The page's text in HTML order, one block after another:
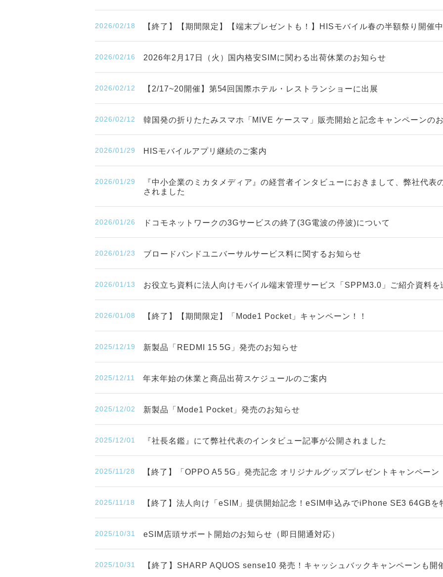
2026/02/18 【終了】【期間限定】【端末プレゼントも！】HISモバイル春の半額祭り開催
2026/02/16 2026年2月17日（火）国内格安SIMに関わる出荷休業のお知らせ
2026/02/12 【2/17~20開催】第54回国際ホテル・レストランショーに出展
2026/02/12 韓国発の折りたたみスマホ「MIVE ケースマ」販売開始と記念キャンペーンの
2026/01/29 HISモバイルアプリ継続のご案内
2026/01/29
『中小企業のミカタメディア』の経営者インタビューにおきまして、弊社代表
されました
2026/01/26 ドコモネットワークの3Gサービスの終了(3G電波の停波)について
2026/01/23 ブロードバンドユニバーサルサービス料に関するお知らせ
2026/01/13 お役立ち資料に法人向けモバイル端末管理サービス「SPPM3.0」ご紹介資料を
2026/01/08 【終了】【期間限定】「Mode1 Pocket」キャンペーン！！
2025/12/19 新製品「REDMI 15 5G」発売のお知らせ
2025/12/11 年末年始の休業と商品出荷スケジュールのご案内
2025/12/02 新製品「Mode1 Pocket」発売のお知らせ
2025/12/01 『社長名鑑』にて弊社代表のインタビュー記事が公開されました
2025/11/28 【終了】「OPPO A5 5G」発売記念 オリジナルグッズプレゼントキャンペーン
2025/11/18 【終了】法人向け「eSIM」提供開始記念！eSIM申込みでiPhone SE3 64GBを
2025/10/31 eSIM店頭サポート開始のお知らせ（即日開通対応）
2025/10/31 【終了】SHARP AQUOS sense10 発売！キャッシュバックキャンペーンも開